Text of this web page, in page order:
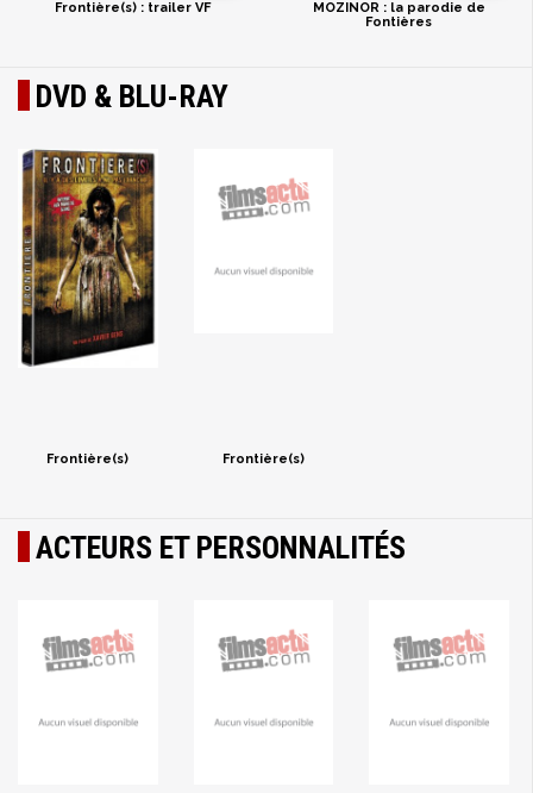
Frontière(s) : trailer VF
MOZINOR : la parodie de
Fontières
DVD & BLU-RAY
Frontière(s) Frontière(s)
ACTEURS ET PERSONNALITÉS